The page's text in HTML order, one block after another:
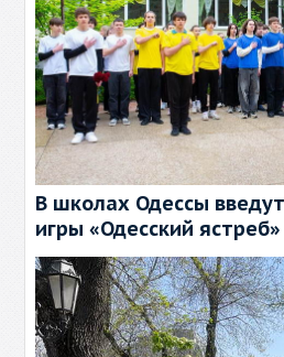
В школах Одессы
игры «Одесский